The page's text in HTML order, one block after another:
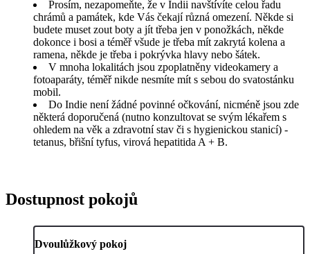
Prosím, nezapomeňte, že v Indii navštívíte celou řadu
chrámů a památek, kde Vás čekají různá omezení. Někde si
budete muset zout boty a jít třeba jen v ponožkách, někde
dokonce i bosi a téměř všude je třeba mít zakrytá kolena a
ramena, někde je třeba i pokrývka hlavy nebo šátek.
V mnoha lokalitách jsou zpoplatněny videokamery a
fotoaparáty, téměř nikde nesmíte mít s sebou do svatostánku
mobil.
Do Indie není žádné povinné očkování, nicméně jsou zde
některá doporučená (nutno konzultovat se svým lékařem s
ohledem na věk a zdravotní stav či s hygienickou stanicí) -
tetanus, břišní tyfus, virová hepatitida A + B.
Dostupnost pokojů
Dvoulůžkový pokoj